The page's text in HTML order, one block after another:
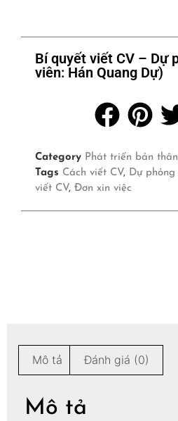
Bí quyết viết CV – Dự
viên: Hán Quang Dự)
Category Phát triển bản thân
Tags Cách viết CV, Dự phỏng
viết CV, Đơn xin việc
Mô tả Đánh giá (0)
Mô tả